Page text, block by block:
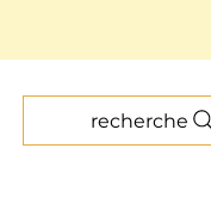
recherche